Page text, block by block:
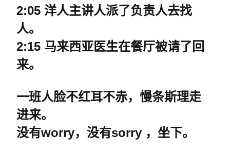
2:05 洋人主讲人派了负责人去找
人。
2:15 马来西亚医生在餐厅被请了回
来。
一班人脸不红耳不赤，慢条斯理走
进来。
没有worry，没有sorry ，坐下。